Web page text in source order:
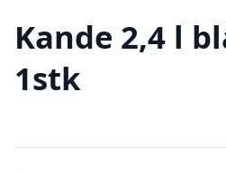
Kande 2,4 l
1stk